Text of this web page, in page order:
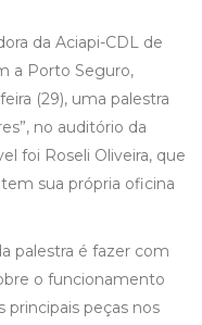
da Aciapi-CDL de
a Porto Seguro,
(29), uma palestra
no auditório da
foi Roseli Oliveira, que
sua própria oficina
palestra é fazer com
o funcionamento
principais peças nos